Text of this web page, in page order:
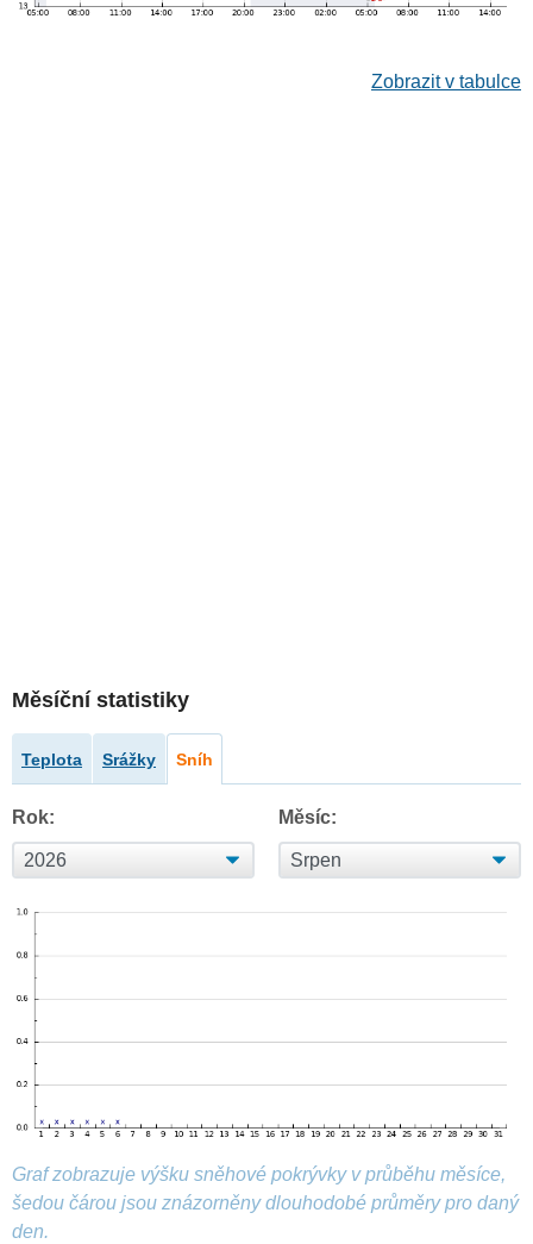
Zobrazit v tabulce
Měsíční statistiky
Teplota Srážky Sníh
Rok: Měsíc:
Graf zobrazuje výšku sněhové pokrývky v průběhu měsíce,
šedou čárou jsou znázorněny dlouhodobé průměry pro daný
den.